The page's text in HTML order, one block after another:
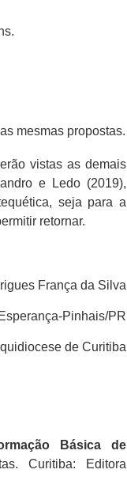
mesmas propostas.
vistas as demais
e Ledo (2019),
seja para a
retornar.
França da Silva
Pinhais/PR
de Curitiba
Básica de
Curitiba: Editora